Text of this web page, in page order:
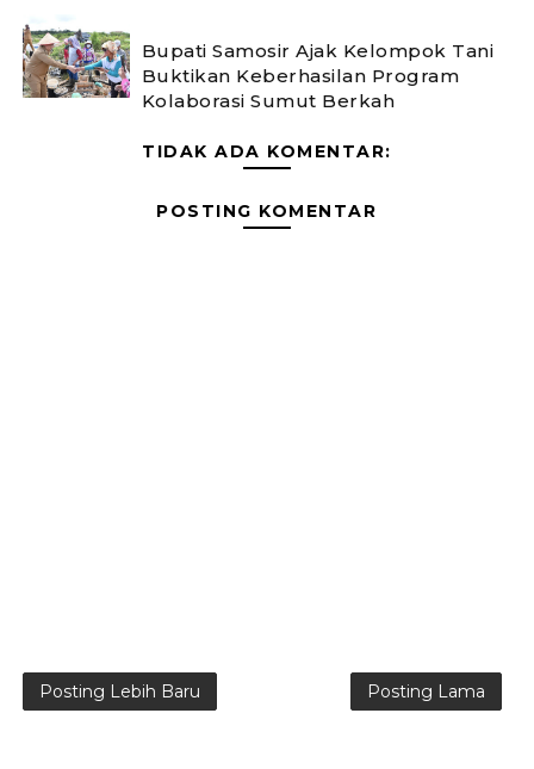
Bupati Samosir Ajak Kelompok Tani
Buktikan Keberhasilan Program
Kolaborasi Sumut Berkah
TIDAK ADA KOMENTAR:
POSTING KOMENTAR
Posting Lebih Baru Posting Lama